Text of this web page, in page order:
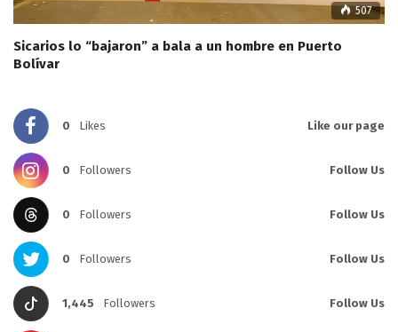
507
Sicarios lo “bajaron” a bala a un hombre en Puerto
Bolívar
0 Likes Like our page
0 Followers Follow Us
0 Followers Follow Us
0 Followers Follow Us
1,445 Followers Follow Us